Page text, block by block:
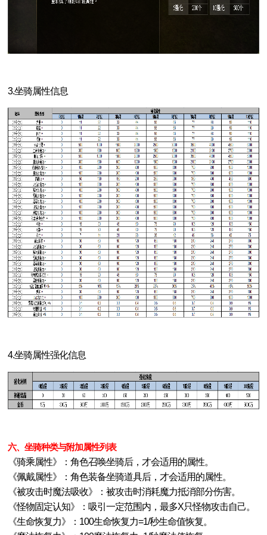
3.坐骑属性信息
4.坐骑属性强化信息
六、坐骑种类与附加属性列表
《骑乘属性》：角色召唤坐骑后，才会适用的属性。
《佩戴属性》：角色装备坐骑道具后，才会适用的属性。
《被攻击时魔法吸收》：被攻击时消耗魔力抵消部分伤害。
《怪物固定认知》：吸引一定范围内，最多X只怪物攻击自己。
《生命恢复力》：100生命恢复力=1/秒生命值恢复。